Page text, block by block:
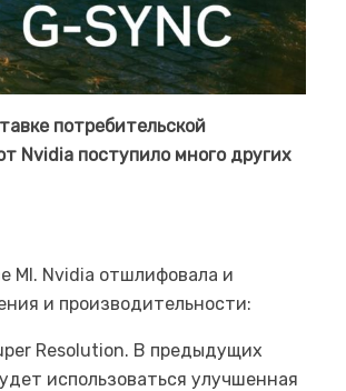
потребительской
Nvidia поступило много других
MI. Nvidia отшлифовала и
и производительности:
Resolution. В предыдущих
использоваться улучшенная